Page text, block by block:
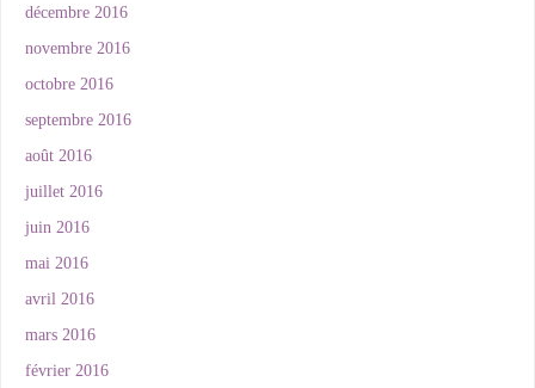
décembre 2016
novembre 2016
octobre 2016
septembre 2016
août 2016
juillet 2016
juin 2016
mai 2016
avril 2016
mars 2016
février 2016